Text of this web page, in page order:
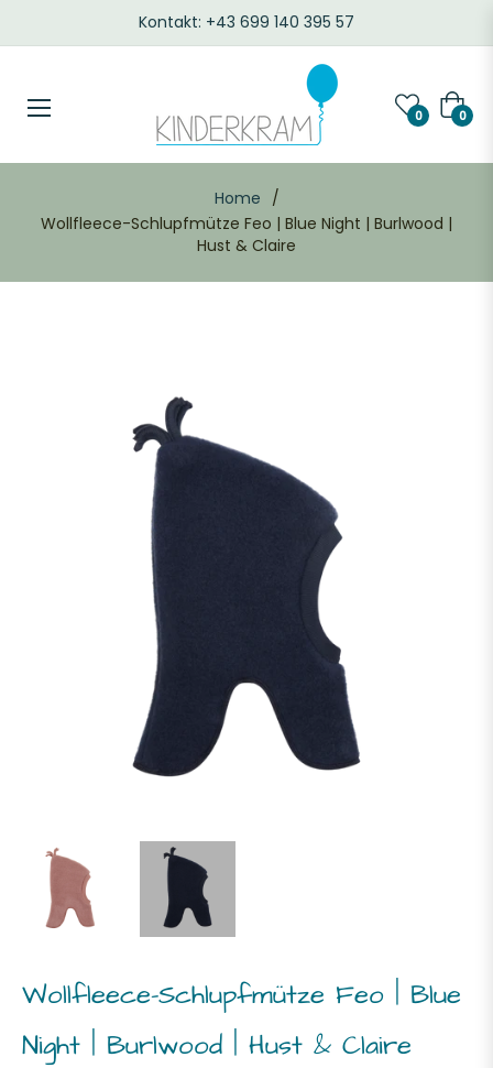
Kontakt: +43 699 140 395 57
0 0
Home /
Wollfleece-Schlupfmütze Feo | Blue Night | Burlwood |
Hust & Claire
Wollfleece-Schlupfmütze Feo | Blue
Night | Burlwood | Hust & Claire